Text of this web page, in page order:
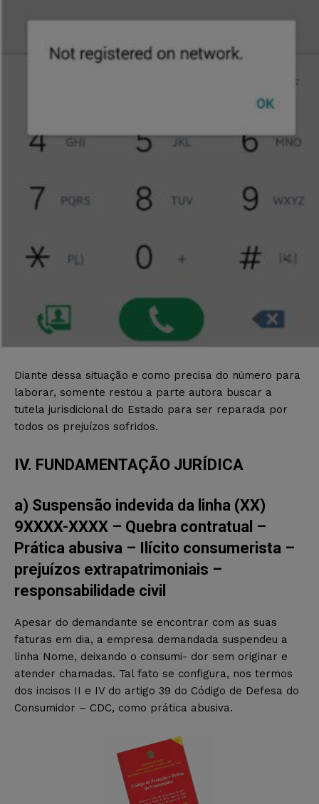
Diante dessa situação e como precisa do número para
laborar, somente restou a parte autora buscar a
tutela jurisdicional do Estado para ser reparada por
todos os prejuízos sofridos.
IV. FUNDAMENTAÇÃO JURÍDICA
a) Suspensão indevida da linha (XX)
9XXXX-XXXX – Quebra contratual –
Prática abusiva – Ilícito consumerista –
prejuízos extrapatrimoniais –
responsabilidade civil
Apesar do demandante se encontrar com as suas
faturas em dia, a empresa demandada suspendeu a
linha Nome, deixando o consumi- dor sem originar e
atender chamadas. Tal fato se configura, nos termos
dos incisos II e IV do artigo 39 do Código de Defesa do
Consumidor – CDC, como prática abusiva.